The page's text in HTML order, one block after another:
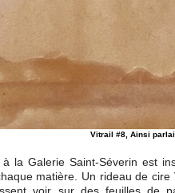
Vitrail #8, Ainsi
la Galerie Saint-Séverin est
matière. Un rideau de